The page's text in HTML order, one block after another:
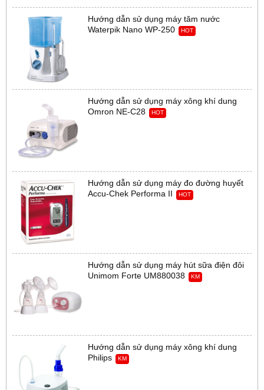
Hướng dẫn sử dụng máy tăm nước
Waterpik Nano WP-250
HOT
Hướng dẫn sử dụng máy xông khí dung
Omron NE-C28
HOT
Hướng dẫn sử dụng máy đo đường huyết
Accu-Chek Performa II
HOT
Hướng dẫn sử dụng máy hút sữa điện đôi
Unimom Forte UM880038
KM
Hướng dẫn sử dụng máy xông khí dung
Philips
KM